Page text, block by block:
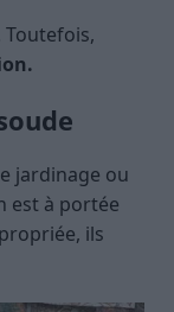
jardinage ou
est à portée
ils